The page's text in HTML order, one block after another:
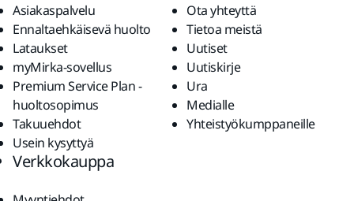
Asiakaspalvelu
Ennaltaehkäisevä huolto
Lataukset
myMirka-sovellus
Premium Service Plan -
huoltosopimus
Takuuehdot
Usein kysyttyä
Ota yhteyttä
Tietoa meistä
Uutiset
Uutiskirje
Ura
Medialle
Yhteistyökumppaneille
Verkkokauppa